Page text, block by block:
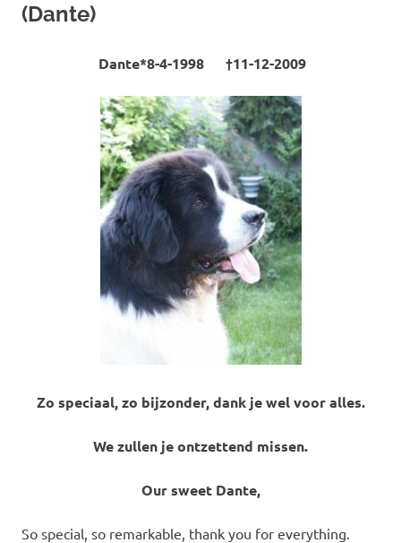
(Dante)
Dante*8-4-1998 †11-12-2009
Zo speciaal, zo bijzonder, dank je wel voor alles.
We zullen je ontzettend missen.
Our sweet Dante,
So special, so remarkable, thank you for everything.